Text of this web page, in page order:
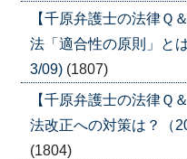
【千原弁護士の法律
法「適合性の原則」と
3/09) (1807)
【千原弁護士の法律
法改正への対策は？（
(1804)